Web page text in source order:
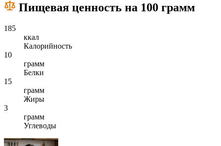
Пищевая ценность на 100 грамм
185
ккал
Калорийность
10
грамм
Белки
15
грамм
Жиры
3
грамм
Углеводы